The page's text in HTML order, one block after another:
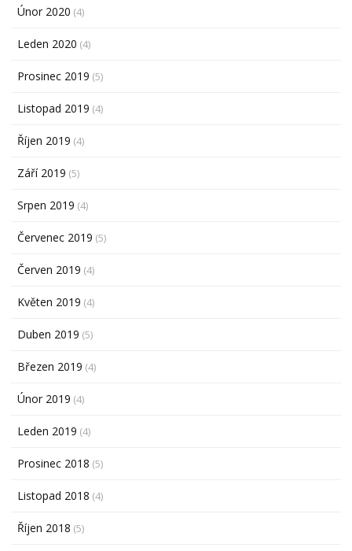
Únor 2020 (4)
Leden 2020 (4)
Prosinec 2019 (5)
Listopad 2019 (4)
Říjen 2019 (4)
Září 2019 (5)
Srpen 2019 (4)
Červenec 2019 (5)
Červen 2019 (4)
Květen 2019 (4)
Duben 2019 (5)
Březen 2019 (4)
Únor 2019 (4)
Leden 2019 (4)
Prosinec 2018 (5)
Listopad 2018 (4)
Říjen 2018 (5)